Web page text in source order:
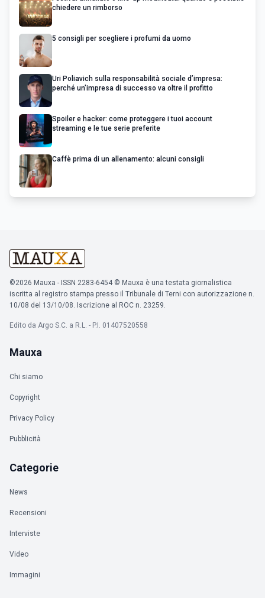
chiedere un rimborso
5 consigli per scegliere i profumi da uomo
Uri Poliavich sulla responsabilità sociale d’impresa:
perché un’impresa di successo va oltre il profitto
Spoiler e hacker: come proteggere i tuoi account
streaming e le tue serie preferite
Caffè prima di un allenamento: alcuni consigli
©2026 Mauxa - ISSN 2283-6454 © Mauxa è una testata giornalistica
iscritta al registro stampa presso il Tribunale di Terni con autorizzazione n.
10/08 del 13/10/08. Iscrizione al ROC n. 23259.
Edito da Argo S.C. a R.L. - P.I. 01407520558
Mauxa
Chi siamo
Copyright
Privacy Policy
Pubblicità
Categorie
News
Recensioni
Interviste
Video
Immagini